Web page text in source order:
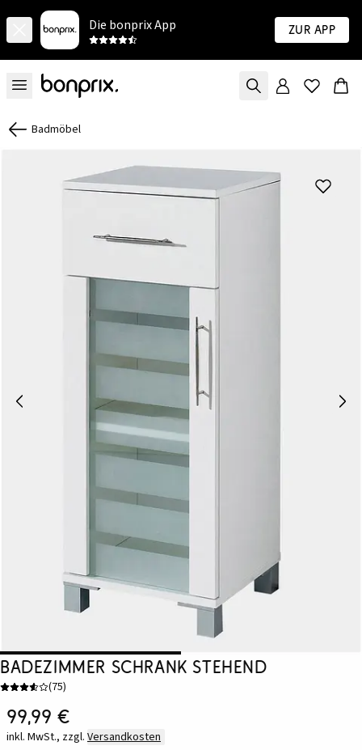
Die bonprix App Zur App
Badmöbel
Badezimmer Schrank stehend
(75)
99,99 €
inkl. MwSt., zzgl. Versandkosten